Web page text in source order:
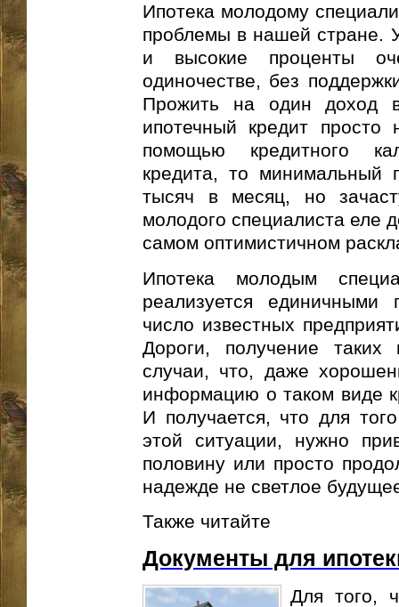
Ипотека молодому
проблемы в нашей стране.
и высокие проценты
одиночестве, без
Прожить на один доход
ипотечный кредит
помощью кредитного
кредита, то минимальный
тысяч в месяц, но
молодого специалиста еле
самом оптимистичном
Ипотека молодым
реализуется
число известных
Дороги, получение таких
случаи, что, даже
информацию о таком виде
И получается, что для
этой ситуации, нужно
половину или просто
надежде не светлое
Также читайте
Документы для
Для того,